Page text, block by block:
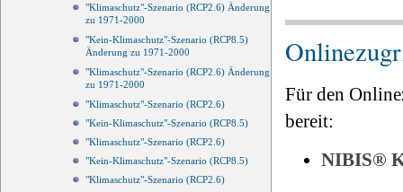
"Klimaschutz"-Szenario (RCP2.6) Änderung
zu 1971-2000
"Kein-Klimaschutz"-Szenario (RCP8.5)
Änderung zu 1971-2000
"Klimaschutz"-Szenario (RCP2.6) Änderung
zu 1971-2000
"Klimaschutz"-Szenario (RCP2.6)
"Kein-Klimaschutz"-Szenario (RCP8.5)
"Klimaschutz"-Szenario (RCP2.6)
"Kein-Klimaschutz"-Szenario (RCP8.5)
"Klimaschutz"-Szenario (RCP2.6)
Für den
bereit:
NIBIS®